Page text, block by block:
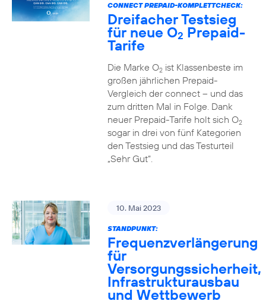
CONNECT PREPAID-KOMPLETTCHECK:
Dreifacher Testsieg
für neue O2 Prepaid-
Tarife
Die Marke O2ist Klassenbeste im
großen jährlichen Prepaid-
Vergleich der connect – und das
zum dritten Mal in Folge. Dank
neuer Prepaid-Tarife holt sich O2
sogar in drei von fünf Kategorien
den Testsieg und das Testurteil
„Sehr Gut“.
10. Mai 2023
STANDPUNKT:
Frequenzverlängerung
für
Versorgungssicherheit,
Infrastrukturausbau
und Wettbewerb